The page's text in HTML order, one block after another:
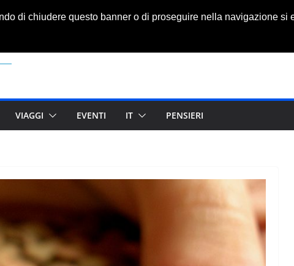
di chiudere questo banner o di proseguire nella navigazione si
VIAGGI EVENTI IT PENSIERI